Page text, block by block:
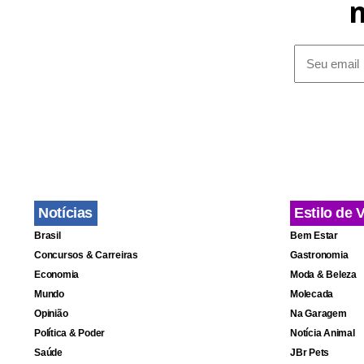
Israel
argumento
Associated
*Conteúdo
Redação
Notícias
Brasil
Concursos & Carreiras
Economia
Mundo
Opinião
Política & Poder
Saúde
Estilo de
Bem Estar
Gastronomia
Moda & Beleza
Molecada
Na Garagem
Notícia Animal
JBr Pets